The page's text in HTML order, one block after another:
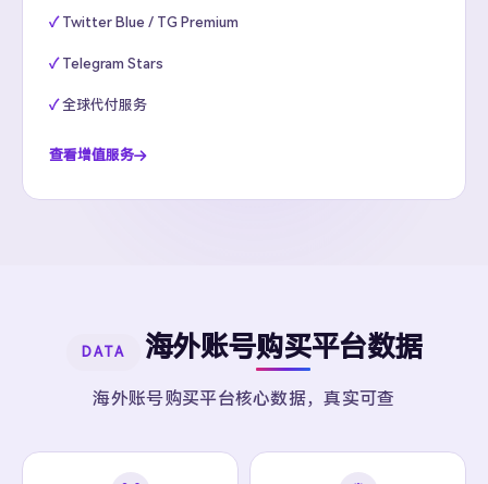
Twitter Blue / TG Premium
Telegram Stars
全球代付服务
查看增值服务
DATA 海外账号购买平台数据
海外账号购买平台核心数据，真实可查